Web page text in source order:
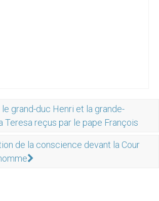
grand-duc Henri et la grande-
Teresa reçus par le pape François
de la conscience devant la Cour